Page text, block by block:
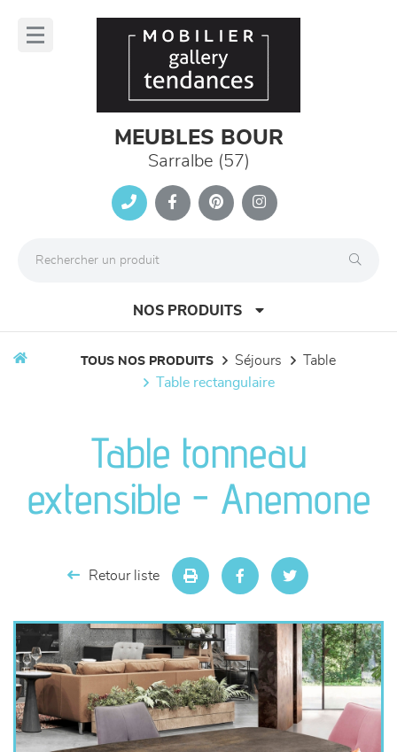
MEUBLES BOUR
Sarralbe (57)
NOS PRODUITS
meubles de complément
décoration
TOUS NOS PRODUITS séjours
table
table rectangulaire
Table tonneau
extensible - Anemone
Retour liste